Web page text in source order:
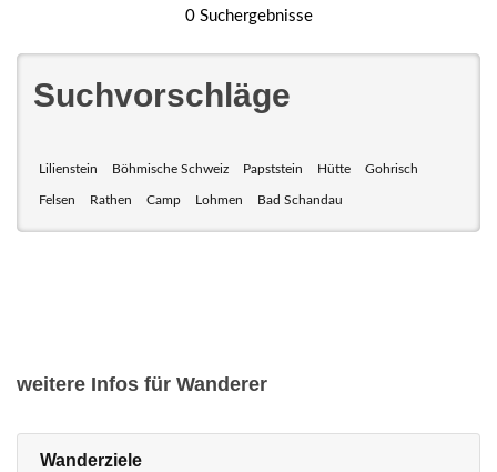
0 Suchergebnisse
Suchvorschläge
Lilienstein Böhmische Schweiz Papststein Hütte Gohrisch
Felsen Rathen Camp Lohmen Bad Schandau
weitere Infos für Wanderer
Wanderziele